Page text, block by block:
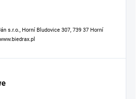
s.r.o., Horní Bludovice 307, 739 37 Horní